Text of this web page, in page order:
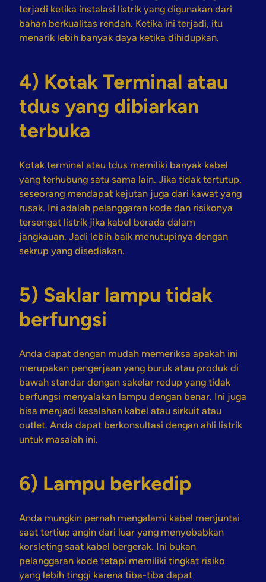
terjadi ketika instalasi listrik yang digunakan dari
bahan berkualitas rendah. Ketika ini terjadi, itu
menarik lebih banyak daya ketika dihidupkan.
4) Kotak Terminal atau
tdus yang dibiarkan
terbuka
Kotak terminal atau tdus memiliki banyak kabel
yang terhubung satu sama lain. Jika tidak tertutup,
seseorang mendapat kejutan juga dari kawat yang
rusak. Ini adalah pelanggaran kode dan risikonya
tersengat listrik jika kabel berada dalam
jangkauan. Jadi lebih baik menutupinya dengan
sekrup yang disediakan.
5) Saklar lampu tidak
berfungsi
Anda dapat dengan mudah memeriksa apakah ini
merupakan pengerjaan yang buruk atau produk di
bawah standar dengan sakelar redup yang tidak
berfungsi menyalakan lampu dengan benar. Ini juga
bisa menjadi kesalahan kabel atau sirkuit atau
outlet. Anda dapat berkonsultasi dengan ahli listrik
untuk masalah ini.
6) Lampu berkedip
Anda mungkin pernah mengalami kabel menjuntai
saat tertiup angin dari luar yang menyebabkan
korsleting saat kabel bergerak. Ini bukan
pelanggaran kode tetapi memiliki tingkat risiko
yang lebih tinggi karena tiba-tiba dapat